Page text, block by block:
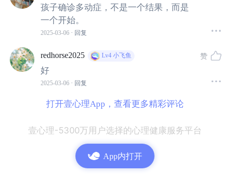
时间短暂，活动过多和冲动，从而导致学习效率低下和人
际交往困难。这些表现可能
些多动症孩子并没有好动的情况。
但多动并不一定就是多动症
也容易对专注力这事儿，抱有不符合孩子年龄特点的期
很重要。另外，一些其它疾病也可能导致类似于多动症
孩子确诊多动症，不是一个结果，而是
一个开始。
2025-03-06 · 回复
redhorse2025 Lv4 小飞鱼
好
2025-03-06 · 回复
赞
打开壹心理App，查看更多精彩评论
壹心理-5300万用户选择的心理健康服务平台
App内打开